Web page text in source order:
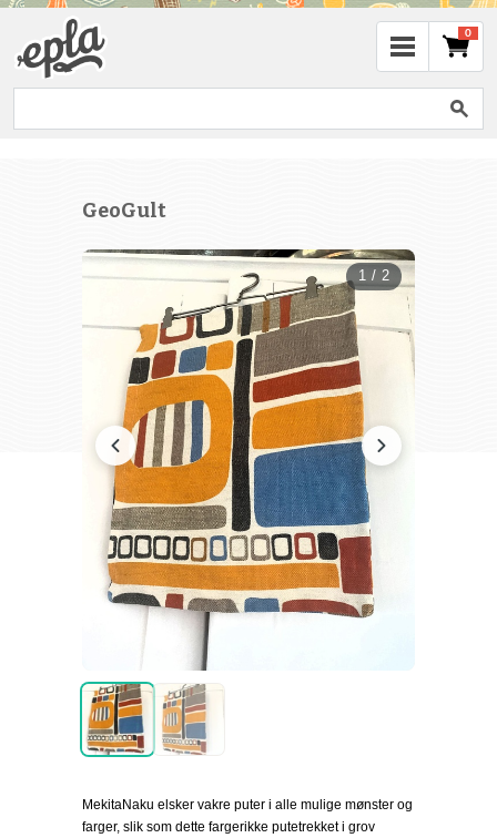
0
GeoGult
1 / 2
MekitaNaku elsker vakre puter i alle mulige mønster og
farger, slik som dette fargerikke putetrekket i grov